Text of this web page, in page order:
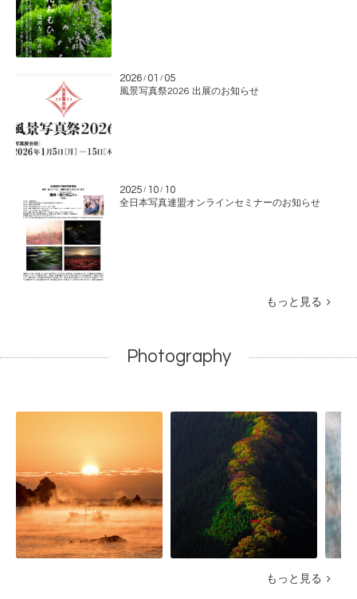
2026 / 01 / 05
風景写真祭2026 出展のお知らせ
2025 / 10 / 10
全日本写真連盟オンラインセミナーのお知らせ
もっと見る
Photography
もっと見る